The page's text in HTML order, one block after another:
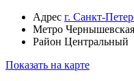
Адрес г. Санкт-
Метро Чернышевская
Район Центральный
Показать на карте